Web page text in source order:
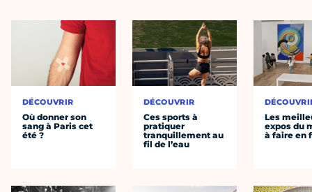
DÉCOUVRIR
Où donner son
sang à Paris cet
été ?
DÉCOUVRIR
Ces sports à
pratiquer
tranquillement au
fil de l’eau
Les
expos du
à faire en